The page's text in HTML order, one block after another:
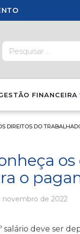
FINANCEIRA
DIREITOS DO
o
novembro de 2022
salário deve ser